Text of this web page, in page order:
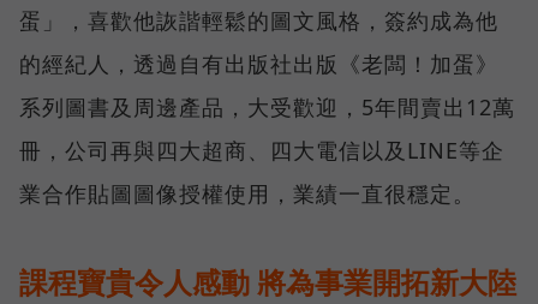
蛋」，喜歡他詼諧輕鬆的圖文風格，簽約成為他
的經紀人，透過自有出版社出版《老闆！加蛋》
系列圖書及周邊產品，大受歡迎，5年間賣出12萬
冊，公司再與四大超商、四大電信以及LINE等企
業合作貼圖圖像授權使用，業績一直很穩定。
課程寶貴令人感動 將為事業開拓新大陸